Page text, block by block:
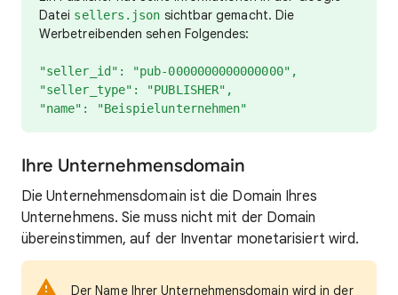
Datei sellers.json sichtbar gemacht. Die
Werbetreibenden sehen Folgendes:
"seller_id": "pub-0000000000000000",
"seller_type": "PUBLISHER",
"name": "Beispielunternehmen"
Ihre Unternehmensdomain
Die Unternehmensdomain ist die Domain Ihres
Unternehmens. Sie muss nicht mit der Domain
übereinstimmen, auf der Inventar monetarisiert wird.
Der Name Ihrer Unternehmensdomain wird in der